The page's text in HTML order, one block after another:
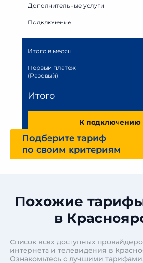
Дополнительные услуги
Подключение
Итого в месяц
Первый платеж
(Разовый)
Итого
К подключению
Подберите тариф
по своим критериям
Похожие
в
Список всех доступных
интернета и телевидения в
Ознакомьтесь с лучшими